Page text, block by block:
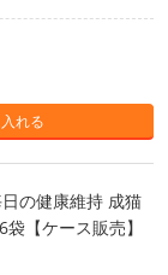
れる
の健康維持 成猫
【ケース販売】